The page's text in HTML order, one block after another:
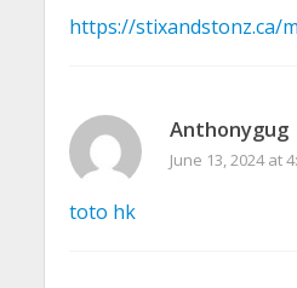
https://stixandstonz.ca/
Anthonygug
June 13, 2024 at
toto hk